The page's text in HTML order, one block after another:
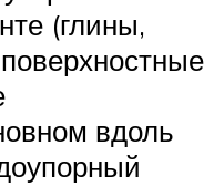
(глины,
вдоль